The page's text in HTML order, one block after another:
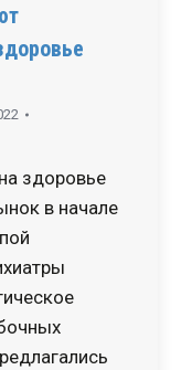
здоровье
в начале